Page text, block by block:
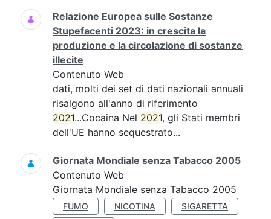
Relazione Europea sulle Sostanze
Stupefacenti 2023: in crescita la
produzione e la circolazione di sostanze
illecite
Contenuto Web
dati, molti dei set di dati nazionali annuali
risalgono all'anno di riferimento
2021...Cocaina Nel 2021, gli Stati membri
dell'UE hanno sequestrato...
Giornata Mondiale senza Tabacco 2005
Contenuto Web
Giornata Mondiale senza Tabacco 2005
FUMO NICOTINA
SIGARETTA